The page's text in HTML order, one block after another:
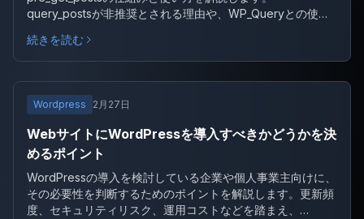
query_postsが非推奨とされる理由や、WP_Queryとの使い
を整理します。
続きを読む
Wordpress 2月27日
WebサイトにWordPressを導入すべきかどうかを決
めるポイント
WordPressの導入を検討している企業や個人事業主向けに、
その必要性を判断するためのポイントを解説します。更新頻
度、セキュリティリスク、運用コストなどを踏まえ、